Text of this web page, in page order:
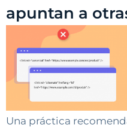
apuntan a
Una práctica